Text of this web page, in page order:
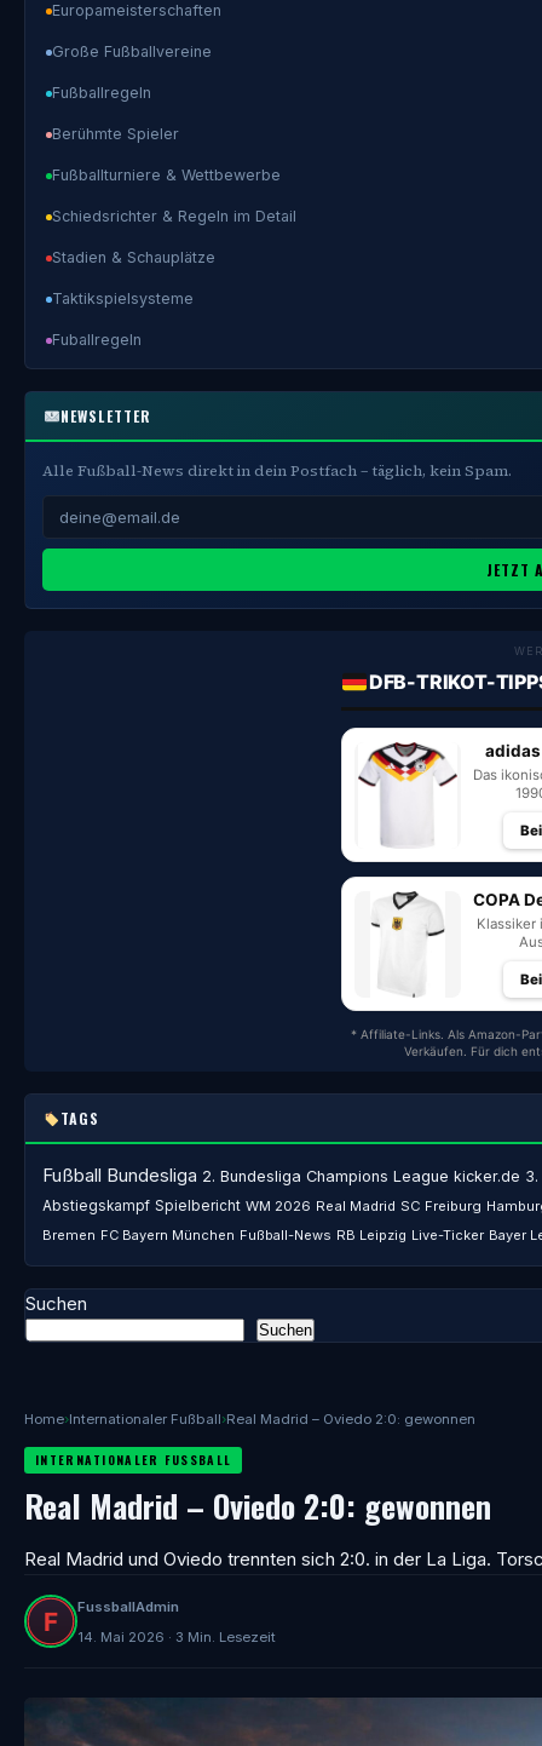
Home›Internationaler Fußball›Real Madrid – Oviedo 2:0: gewonnen
INTERNATIONALER FUSSBALL
Real Madrid – Oviedo 2:0: gewonnen
Real Madrid und Oviedo trennten sich 2:0. in der La Liga.
FussballAdmin
14. Mai 2026 · 3 Min. Lesezeit
Europameisterschaften
Große Fußballvereine
Fußballregeln
Berühmte Spieler
Fußballturniere & Wettbewerbe
Schiedsrichter & Regeln im Detail
Stadien & Schauplätze
Taktikspielsysteme
Fuballregeln
NEWSLETTER
Alle Fußball-News direkt in dein Postfach – täglich, kein Spam.
JETZT
DFB-TRIKOT-
Das
COPA
Klassiker
* Affiliate-Links. Als Amazon-
Verkäufen. Für dich
TAGS
Fußball Bundesliga 2. Bundesliga Champions League kicker.de 3.
Abstiegskampf Spielbericht WM 2026 Real Madrid SC Freiburg
Bremen FC Bayern München Fußball-News RB Leipzig Live-Ticker Bayer
Suchen
Suchen